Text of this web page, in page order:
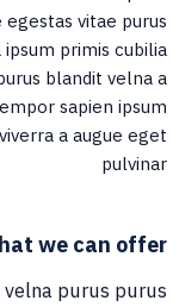
vitae purus
primis cubilia
blandit velna a
sapien ipsum
a augue eget
pulvinar
we can offer:
purus purus